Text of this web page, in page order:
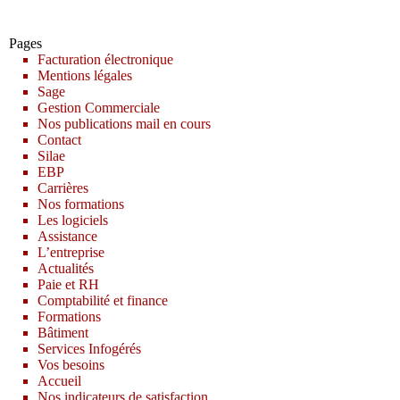
Pages
Facturation électronique
Mentions légales
Sage
Gestion Commerciale
Nos publications mail en cours
Contact
Silae
EBP
Carrières
Nos formations
Les logiciels
Assistance
L’entreprise
Actualités
Paie et RH
Comptabilité et finance
Formations
Bâtiment
Services Infogérés
Vos besoins
Accueil
Nos indicateurs de satisfaction